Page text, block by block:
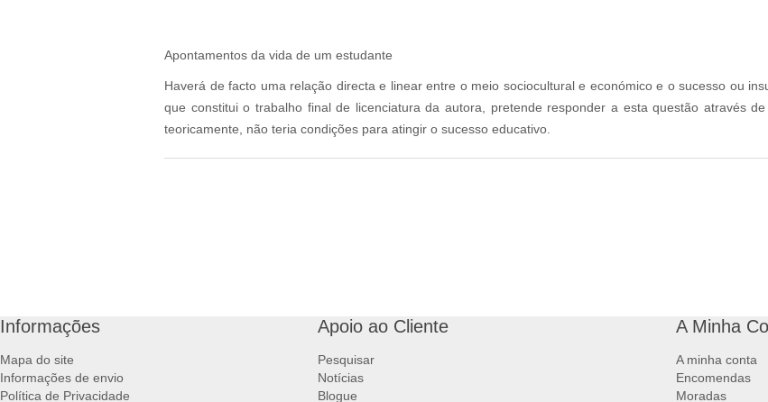
Apontamentos da vida de um estudante
Haverá de facto uma relação directa e linear entre o meio sociocultural e económico e o sucesso ou
que constitui o trabalho final de licenciatura da autora, pretende responder a esta questão através
teoricamente, não teria condições para atingir o sucesso educativo.
Informações
Mapa do site
Informações de envio
Política de Privacidade
Apoio ao Cliente
Pesquisar
Notícias
Blogue
A Minha
A minha conta
Encomendas
Moradas